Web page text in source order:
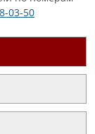
03-50